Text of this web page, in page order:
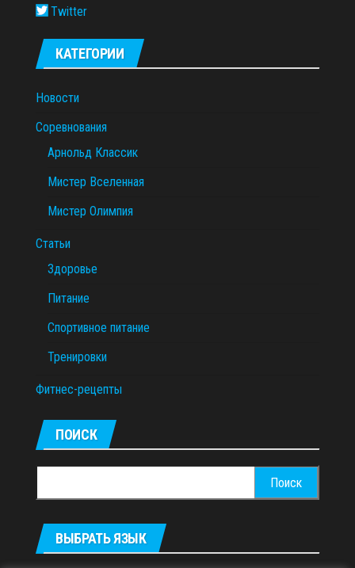
Twitter
КАТЕГОРИИ
Новости
Соревнования
Арнольд Классик
Мистер Вселенная
Мистер Олимпия
Статьи
Здоровье
Питание
Спортивное питание
Тренировки
Фитнес-рецепты
ПОИСК
ВЫБРАТЬ ЯЗЫК